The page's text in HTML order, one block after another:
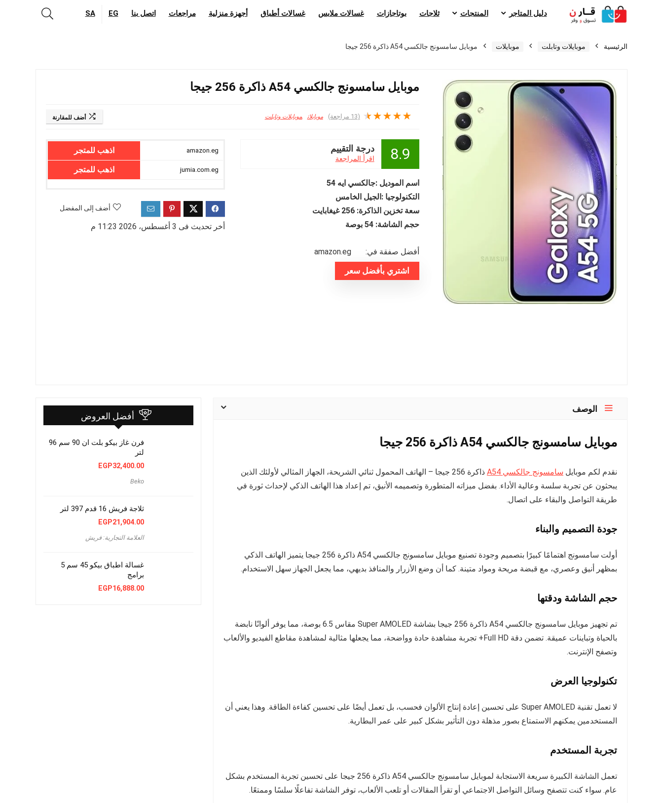
دليل المتاجر المنتجات ثلاجات بوتاجازات غسالات ملابس غسالات أطباق أجهزة منزلية مراجعات اتصل بنا EG
SA
الرئيسية موبايلات وتابلت موبايلات موبايل سامسونج جالكسي A54 ذاكرة 256 جيجا
موبايل سامسونج جالكسي A54 ذاكرة 256 جيجا
★
★
★
★
★
(
13 مراجعة) موبايلات موبايلات وتابلت أضف للمقارنة
8.9 درجة التقييم
اقرأ المراجعة
اسم الموديل :جالكسي ايه 54
التكنولوجيا :الجيل الخامس
سعة تخزين الذاكرة: 256 غيغابايت
حجم الشاشة: 54 بوصة
أفضل صفقة في: amazon.eg
اشتري بأفضل سعر
اذهب للمتجر
اذهب للمتجر
أضف إلى المفضل
أخر تحديث فى 3 أغسطس، 2026 11:23 م
الوصف
موبايل سامسونج جالكسي A54 ذاكرة 256 جيجا
نقدم لكم موبايل سامسونج جالكسي A54
ذاكرة 256 جيجا – الهاتف المحمول ثنائي الشريحة، الجهاز المثالي لأولئك الذين
يبحثون عن تجربة سلسة وعالية الأداء. بفضل ميزاته المتطورة وتصميمه الأنيق، تم إعداد هذا الهاتف الذكي لإحداث ثورة في
طريقة التواصل والبقاء على اتصال.
جودة التصميم والبناء
أولت سامسونج اهتمامًا كبيرًا بتصميم وجودة تصنيع موبايل سامسونج جالكسي A54 ذاكرة 256 جيجا يتميز الهاتف الذكي
بمظهر أنيق وعصري، مع قبضة مريحة ومواد متينة. كما أن وضع الأزرار والمنافذ بديهي، مما يجعل الجهاز سهل الاستخدام.
حجم الشاشة ودقتها
تم تجهيز موبايل سامسونج جالكسي A54 ذاكرة 256 جيجا بشاشة Super AMOLED مقاس 6.5 بوصة، مما يوفر ألوانًا نابضة
بالحياة وتباينات عميقة. تضمن دقة Full HD+ تجربة مشاهدة حادة وواضحة، مما يجعلها مثالية لمشاهدة مقاطع الفيديو والألعاب
وتصفح الإنترنت.
تكنولوجيا العرض
لا تعمل تقنية Super AMOLED على تحسين إعادة إنتاج الألوان فحسب، بل تعمل أيضًا على تحسين كفاءة الطاقة. وهذا يعني أن
المستخدمين يمكنهم الاستمتاع بصور مذهلة دون التأثير بشكل كبير على عمر البطارية.
تجربة المستخدم
تعمل الشاشة الكبيرة سريعة الاستجابة لموبايل سامسونج جالكسي A54 ذاكرة 256 جيجا على تحسين تجربة المستخدم بشكل
عام. سواء كنت تتصفح وسائل التواصل الاجتماعي أو تقرأ المقالات أو تلعب الألعاب، توفر الشاشة تفاعلًا سلسًا وممتعًا.
أفضل العروض
فرن غاز بيكو بلت ان 90 سم 96
لتر
EGP32,400.00
Beko
ثلاجة فريش 16 قدم 397 لتر
EGP21,904.00
العلامة التجارية: فريش
غسالة اطباق بيكو 45 سم 5
برامج
EGP16,888.00